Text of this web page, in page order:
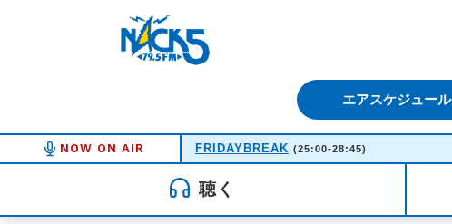
エアスケジュール
NOW ON AIR FRIDAYBREAK (25:00-28:45)
聴く